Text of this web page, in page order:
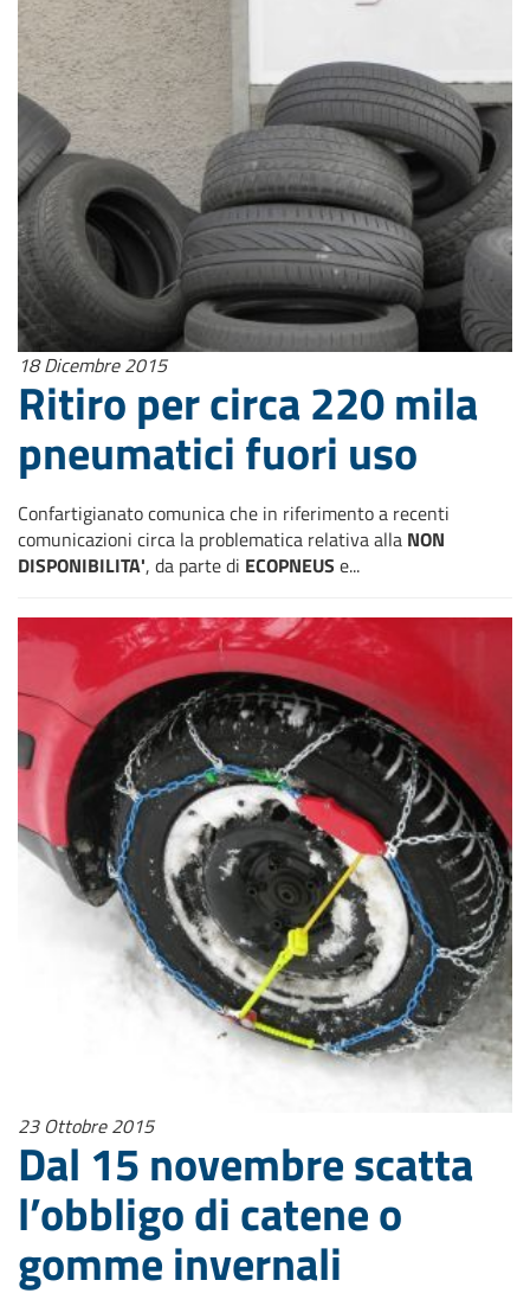
18 Dicembre 2015
Ritiro per circa 220 mila
pneumatici fuori uso
Confartigianato comunica che in riferimento a recenti
comunicazioni circa la problematica relativa alla NON
DISPONIBILITA', da parte di ECOPNEUS e...
23 Ottobre 2015
Dal 15 novembre scatta
l’obbligo di catene o
gomme invernali